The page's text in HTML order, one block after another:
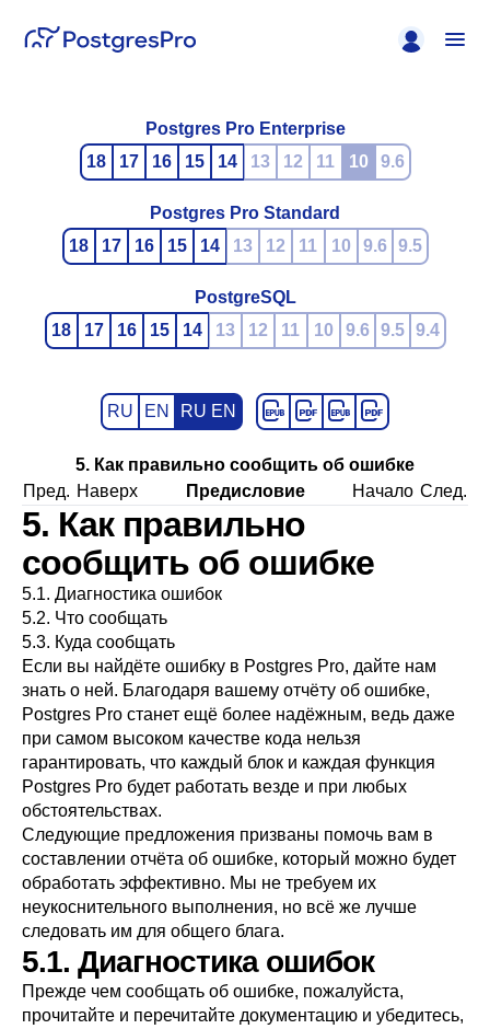
Postgres Pro Enterprise
18
17 16 15 14 13 12 11 10 9.6
Postgres Pro Standard
18
17 16 15 14 13 12 11 10 9.6 9.5
PostgreSQL
18
17 16 15 14 13 12 11 10 9.6 9.5 9.4
RU EN RU EN
5. Как правильно сообщить об ошибке
Пред. Наверх Предисловие Начало След.
5. Как правильно
сообщить об ошибке
5.1. Диагностика ошибок
5.2. Что сообщать
5.3. Куда сообщать
Если вы найдёте ошибку в Postgres Pro, дайте нам
знать о ней. Благодаря вашему отчёту об ошибке,
Postgres Pro станет ещё более надёжным, ведь даже
при самом высоком качестве кода нельзя
гарантировать, что каждый блок и каждая функция
Postgres Pro будет работать везде и при любых
обстоятельствах.
Следующие предложения призваны помочь вам в
составлении отчёта об ошибке, который можно будет
обработать эффективно. Мы не требуем их
неукоснительного выполнения, но всё же лучше
следовать им для общего блага.
5.1. Диагностика ошибок
Прежде чем сообщать об ошибке, пожалуйста,
прочитайте и перечитайте документацию и убедитесь,